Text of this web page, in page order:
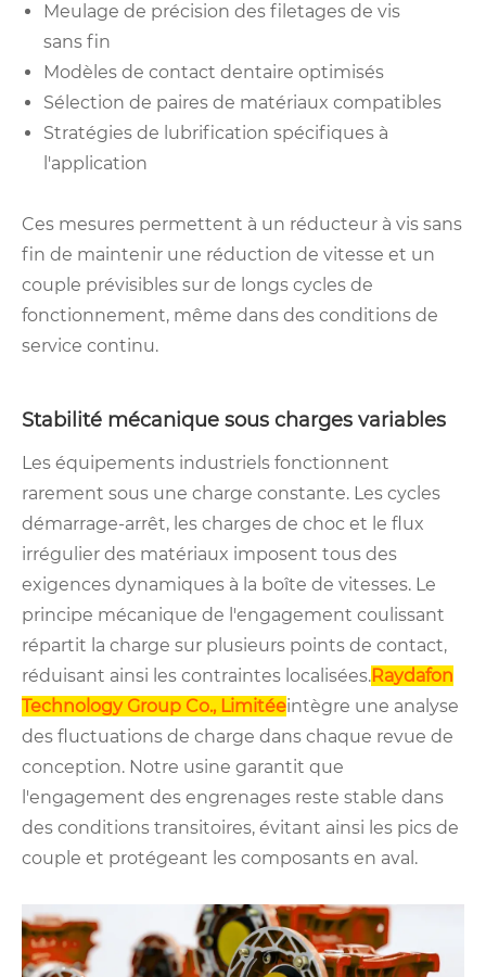
Meulage de précision des filetages de vis
sans fin
Modèles de contact dentaire optimisés
Sélection de paires de matériaux compatibles
Stratégies de lubrification spécifiques à
l'application
Ces mesures permettent à un réducteur à vis sans
fin de maintenir une réduction de vitesse et un
couple prévisibles sur de longs cycles de
fonctionnement, même dans des conditions de
service continu.
Stabilité mécanique sous charges variables
Les équipements industriels fonctionnent
rarement sous une charge constante. Les cycles
démarrage-arrêt, les charges de choc et le flux
irrégulier des matériaux imposent tous des
exigences dynamiques à la boîte de vitesses. Le
principe mécanique de l'engagement coulissant
répartit la charge sur plusieurs points de contact,
réduisant ainsi les contraintes localisées.Raydafon
Technology Group Co., Limitéeintègre une analyse
des fluctuations de charge dans chaque revue de
conception. Notre usine garantit que
l'engagement des engrenages reste stable dans
des conditions transitoires, évitant ainsi les pics de
couple et protégeant les composants en aval.